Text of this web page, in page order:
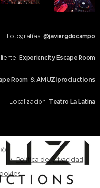
Fotografías: @javiergdocampo
Experiencity Escape Room
Room &AMUZIproductions
Localización: Teatro La Latina
Política de privacidad